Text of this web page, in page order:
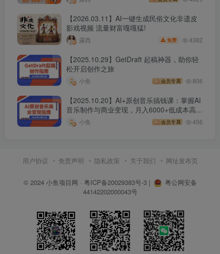
【2026.03.11】AI一键生成民俗文化非遗皮
影戏视频 流量财富嘎嘎猛!
露西 免费 4382
【2025.10.29】GetDraft 起稿神器，助你轻
松开启创作之旅
小鱼 会员专属 806
【2025.10.20】AI+原创音乐搞钱课：掌握AI
音乐制作与商业变现，月入6000+低成本高收
益
小鱼 会员专属 456
用户协议 免责声明 隐私政策 关于我们 网址发布页
© 2024 小鱼项目网 · 粤ICP备20029383号-3|
粤公网安备
44142202000043号